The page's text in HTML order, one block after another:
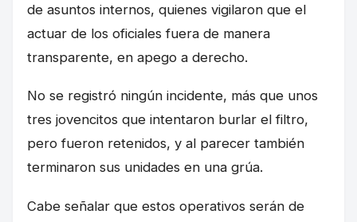
de asuntos internos, quienes vigilaron que el
actuar de los oficiales fuera de manera
transparente, en apego a derecho.
No se registró ningún incidente, más que unos
tres jovencitos que intentaron burlar el filtro,
pero fueron retenidos, y al parecer también
terminaron sus unidades en una grúa.
Cabe señalar que estos operativos serán de